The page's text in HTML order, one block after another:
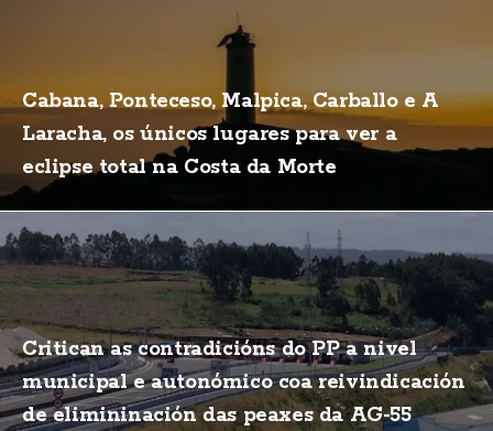
Cabana, Ponteceso, Malpica, Carballo e A
Laracha, os únicos lugares para ver a
eclipse total na Costa da Morte
Critican as contradicións do PP a nivel
municipal e autonómico coa reivindicación
de elimininación das peaxes da AG-55